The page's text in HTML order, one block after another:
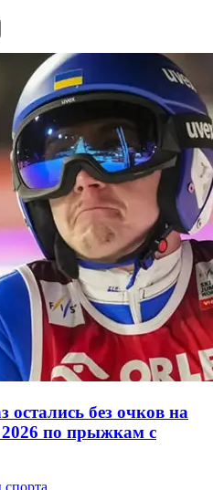
без очков на
2026 по прыжкам с